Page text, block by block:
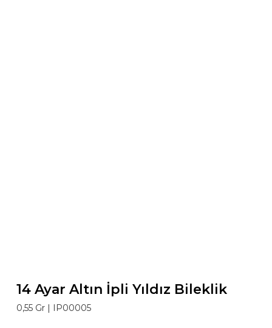
14 Ayar Altın İpli Yıldız Bileklik
0,55 Gr | IP00005